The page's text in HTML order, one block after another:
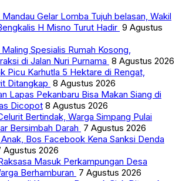
Gelar Lomba Tujuh belasan, Wakil
H Misno Turut Hadir 9 Agustus
Spesialis Rumah Kosong,
di Jalan Nuri Purnama 8 Agustus 2026
Picu Karhutla 5 Hektare di Rengat,
Ditangkap 8 Agustus 2026
Lapas Pekanbaru Bisa Makan Siang di
Dicopot 8 Agustus 2026
Bertindak, Warga Simpang Pulai
Bersimbah Darah 7 Agustus 2026
Bos Facebook Kena Sanksi Denda
Agustus 2026
Masuk Perkampungan Desa
Berhamburan 7 Agustus 2026